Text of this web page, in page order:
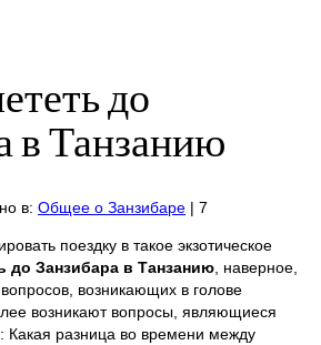
до
в Танзанию
в: Общее о Занзибаре | 7
поездку в такое экзотическое
до Занзибара в Танзанию , наверное,
возникающих в голове
возникают вопросы, являющиеся
Какая разница во времени между